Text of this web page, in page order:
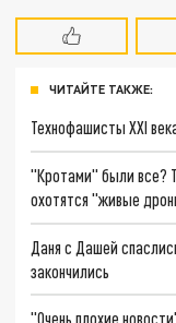
ЧИТАЙТЕ ТАКЖЕ:
Технофашисты XXI
"Кротами" были все?
охотятся "живые
Даня с Дашей
закончились
"Очень плохие